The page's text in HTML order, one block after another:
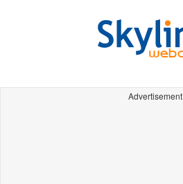
Advertisement